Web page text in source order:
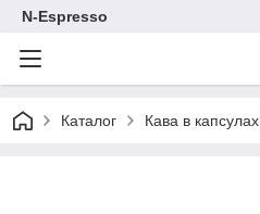
N-Espresso
Каталог Кава в капсулах